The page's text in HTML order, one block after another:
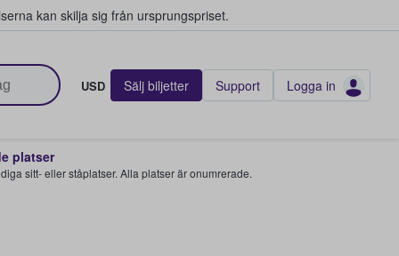
kan skilja sig från ursprungspriset.
USD Sälj biljetter Support Logga in
platser
sitt- eller ståplatser. Alla platser är onumrerade.